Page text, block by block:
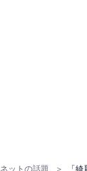
ネットの話題